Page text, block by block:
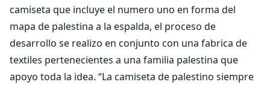
camiseta que incluye el numero uno en forma del
mapa de palestina a la espalda, el proceso de
desarrollo se realizo en conjunto con una fabrica de
textiles pertenecientes a una familia palestina que
apoyo toda la idea. “La camiseta de palestino siempre